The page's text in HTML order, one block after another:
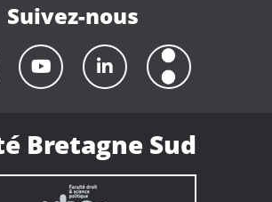
Suivez-nous
Bretagne Sud